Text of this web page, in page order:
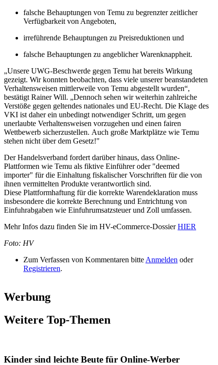
falsche Behauptungen von Temu zu begrenzter zeitlicher
Verfügbarkeit von Angeboten,
irreführende Behauptungen zu Preisreduktionen und
falsche Behauptungen zu angeblicher Warenknappheit.
„Unsere UWG-Beschwerde gegen Temu hat bereits Wirkung
gezeigt. Wir konnten beobachten, dass viele unserer beanstandeten
Verhaltensweisen mittlerweile von Temu abgestellt wurden“,
bestätigt Rainer Will. „Dennoch sehen wir weiterhin zahlreiche
Verstöße gegen geltendes nationales und EU-Recht. Die Klage des
VKI ist daher ein unbedingt notwendiger Schritt, um gegen
unerlaubte Verhaltensweisen vorzugehen und einen fairen
Wettbewerb sicherzustellen. Auch große Marktplätze wie Temu
stehen nicht über dem Gesetz!"
Der Handelsverband fordert darüber hinaus, dass Online-
Plattformen wie Temu als fiktive Einführer oder "deemed
importer" für die Einhaltung fiskalischer Vorschriften für die von
ihnen vermittelten Produkte verantwortlich sind.
Diese Plattformhaftung für die korrekte Warendeklaration muss
insbesondere die korrekte Berechnung und Entrichtung von
Einfuhrabgaben wie Einfuhrumsatzsteuer und Zoll umfassen.
Mehr Infos dazu finden Sie im HV-eCommerce-DossierHIER
Foto: HV
Zum Verfassen von Kommentaren bitte Anmelden oder
Registrieren.
Werbung
Weitere Top-Themen
Kinder sind leichte Beute für Online-Werber